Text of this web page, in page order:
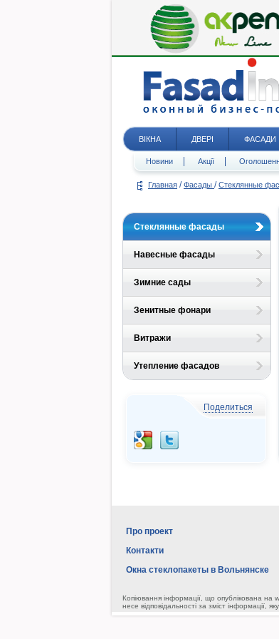
ВІКНА ДВЕРІ ФАСАДИ
Новини Акції
Главная / Фасады / Стеклянные
Стеклянные фасады
Навесные фасады
Зимние сады
Зенитные фонари
Витражи
Утепление фасадов
Поделиться
Про проект
Контакти
Окна стеклопакеты в Вольнянске
Копіювання інформації, що опублікована
несе відповідальності за зміст інформації,